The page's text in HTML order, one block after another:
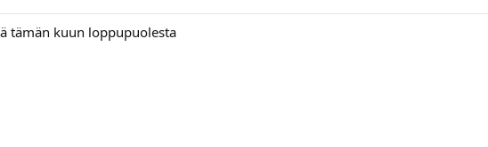
tämän kuun loppupuolesta